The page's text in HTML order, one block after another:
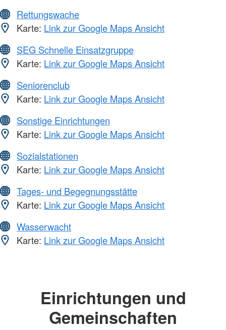
Rettungswache
Karte: Link zur Google Maps Ansicht
SEG Schnelle Einsatzgruppe
Karte: Link zur Google Maps Ansicht
Seniorenclub
Karte: Link zur Google Maps Ansicht
Sonstige Einrichtungen
Karte: Link zur Google Maps Ansicht
Sozialstationen
Karte: Link zur Google Maps Ansicht
Tages- und Begegnungsstätte
Karte: Link zur Google Maps Ansicht
Wasserwacht
Karte: Link zur Google Maps Ansicht
Einrichtungen und
Gemeinschaften